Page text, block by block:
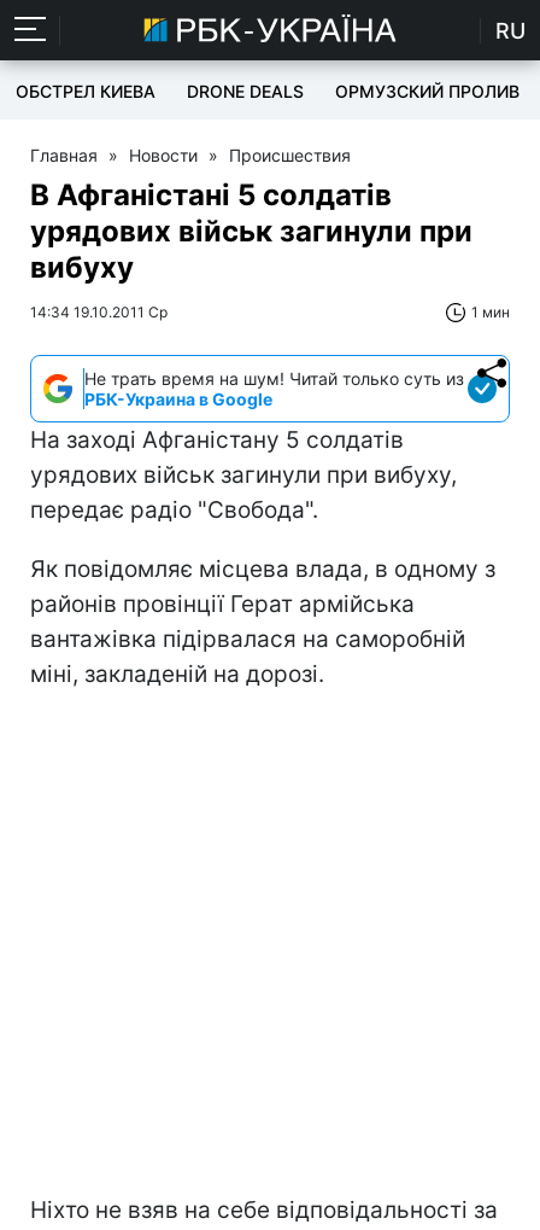
RU
ОБСТРЕЛ КИЕВА DRONE DEALS ОРМУЗСКИЙ ПРОЛИВ
Главная » Новости » Происшествия
В Афганістані 5 солдатів
урядових військ загинули при
вибуху
14:34 19.10.2011 Ср 1 мин
Не трать время на шум! Читай только суть из
РБК-Украина в Google
На заході Афганістану 5 солдатів
урядових військ загинули при вибуху,
передає радіо "Свобода".
Як повідомляє місцева влада, в одному з
районів провінції Герат армійська
вантажівка підірвалася на саморобній
міні, закладеній на дорозі.
Ніхто не взяв на себе відповідальності за